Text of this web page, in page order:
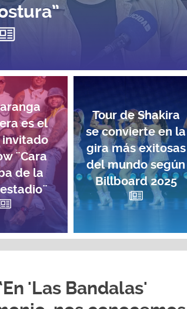
es el
¨Cara
de la
Tour de Shakira
se convierte en la
gira más exitosas
del mundo según
Billboard 2025
'Las Bandalas'